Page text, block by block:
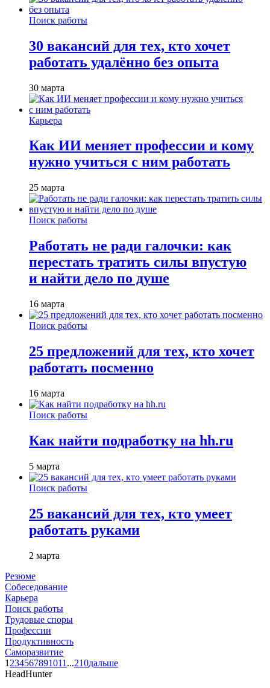
Поиск работы
30 вакансий для тех, кто хочет
работать удалённо без опыта
30 марта
Карьера
Как ИИ меняет профессии и кому
нужно учиться с ним работать
25 марта
Поиск работы
Работать не ради галочки: как
перестать тратить силы впустую
и найти дело по душе
16 марта
Поиск работы
25 предложений для тех, кто хочет
работать посменно
16 марта
Поиск работы
Как найти подработку на hh.ru
5 марта
Поиск работы
25 вакансий для тех, кто умеет
работать руками
2 марта
Резюме
Собеседование
Карьера
Поиск работы
Трудовые споры
Профессии
Продуктивность
Саморазвитие
1 234567891011 ...210дальше
HeadHunter